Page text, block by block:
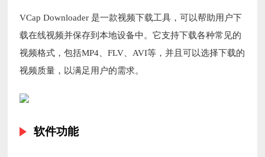
VCap Downloader 是一款视频下载工具，可以帮助用户下
载在线视频并保存到本地设备中。它支持下载各种常见的
视频格式，包括MP4、FLV、AVI等，并且可以选择下载的
视频质量，以满足用户的需求。
软件功能